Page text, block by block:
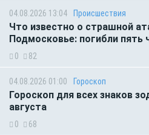
04.08.2026 13:04 Происшествия
Что известно о страшной
Подмосковье: погибли пять
0 82
04.08.2026 01:00 Гороскоп
Гороскоп для всех знаков
августа
0 68